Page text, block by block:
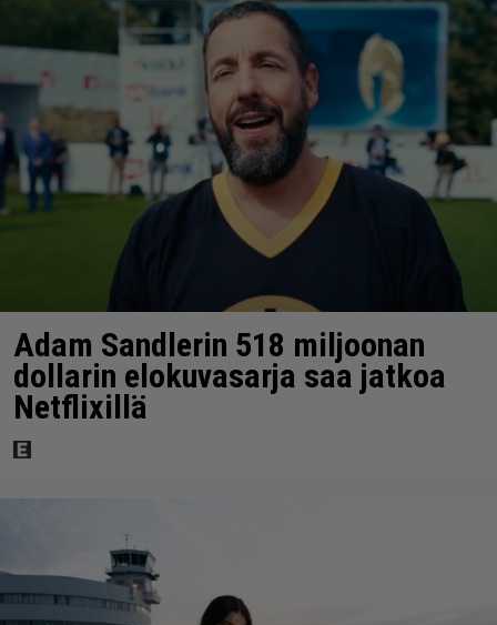
Adam Sandlerin 518 miljoonan
dollarin elokuvasarja saa jatkoa
Netflixillä